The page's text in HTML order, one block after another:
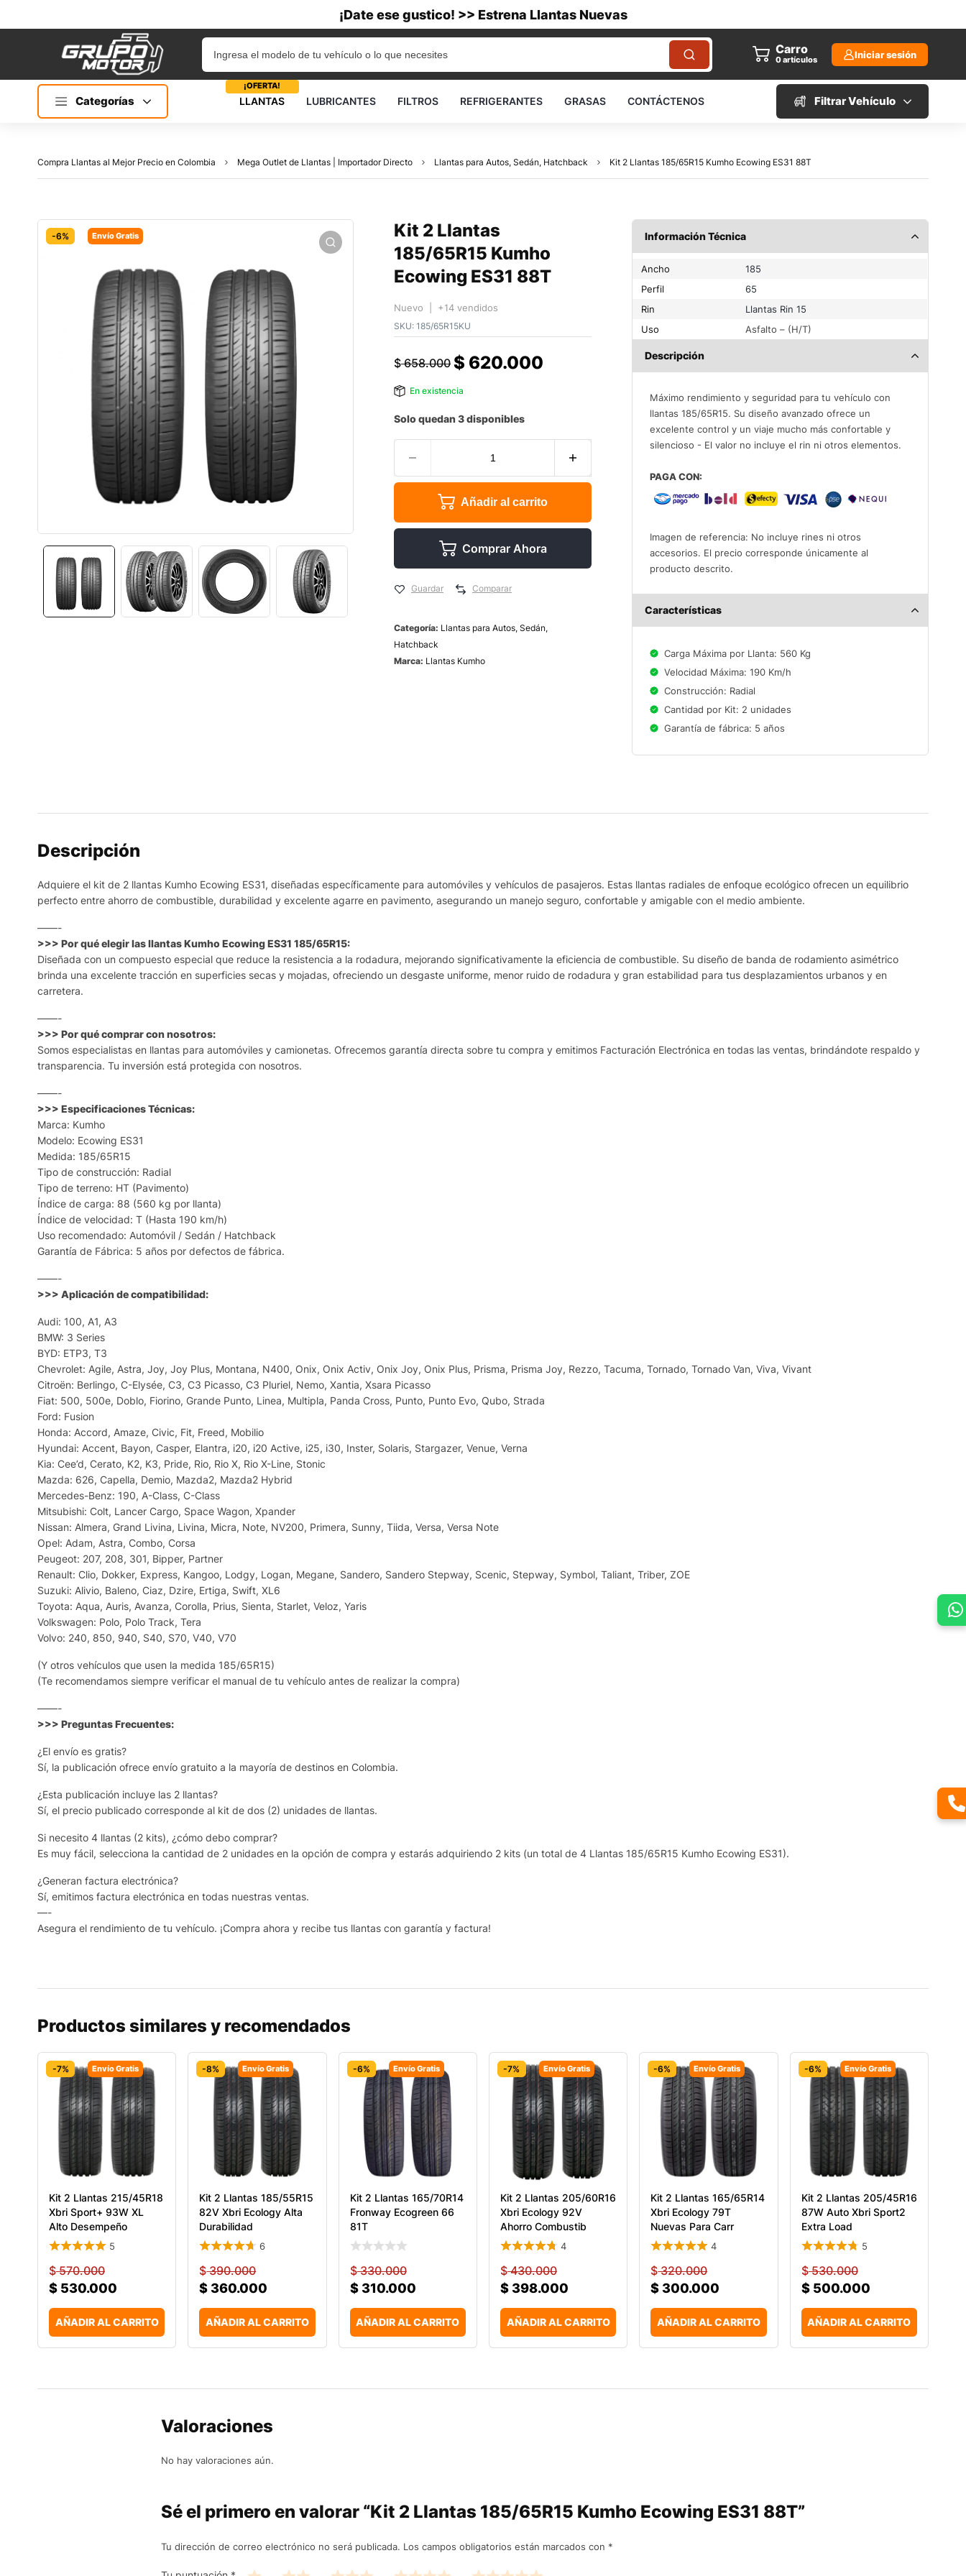
¡Date ese gustico! >> Estrena Llantas Nuevas
Carro
0artículos Iniciar sesión
Categorías LLANTAS
¡OFERTA!
LUBRICANTES FILTROS REFRIGERANTES GRASAS CONTÁCTENOS Filtrar Vehículo
Compra Llantas al Mejor Precio en Colombia Mega Outlet de Llantas | Importador Directo Llantas para Autos, Sedán, Hatchback Kit 2 Llantas 185/65R15 Kumho Ecowing ES31 88T
-6% Envío Gratis
Kit 2 Llantas
185/65R15 Kumho
Ecowing ES31 88T
Nuevo | +14 vendidos
SKU: 185/65R15KU
$658.000 $ 620.000
En existencia
Solo quedan 3 disponibles
Añadir al carrito
Comprar Ahora
Guardar Comparar
Categoría: Llantas para Autos, Sedán,
Hatchback
Marca: Llantas Kumho
Información Técnica
Ancho
185
Perfil
65
Rin
Llantas Rin 15
Uso
Asfalto – (H/T)
Descripción
Máximo rendimiento y seguridad para tu vehículo con
llantas 185/65R15. Su diseño avanzado ofrece un
excelente control y un viaje mucho más confortable y
silencioso - El valor no incluye el rin ni otros elementos.
PAGA CON:
Imagen de referencia: No incluye rines ni otros
accesorios. El precio corresponde únicamente al
producto descrito.
Características
Carga Máxima por Llanta: 560 Kg
Velocidad Máxima: 190 Km/h
Construcción: Radial
Cantidad por Kit: 2 unidades
Garantía de fábrica: 5 años
Descripción
Adquiere el kit de 2 llantas Kumho Ecowing ES31, diseñadas específicamente para automóviles y vehículos de pasajeros. Estas llantas radiales de enfoque ecológico ofrecen un equilibrio
perfecto entre ahorro de combustible, durabilidad y excelente agarre en pavimento, asegurando un manejo seguro, confortable y amigable con el medio ambiente.
——-
>>> Por qué elegir las llantas Kumho Ecowing ES31 185/65R15:
Diseñada con un compuesto especial que reduce la resistencia a la rodadura, mejorando significativamente la eficiencia de combustible. Su diseño de banda de rodamiento asimétrico
brinda una excelente tracción en superficies secas y mojadas, ofreciendo un desgaste uniforme, menor ruido de rodadura y gran estabilidad para tus desplazamientos urbanos y en
carretera.
——-
>>> Por qué comprar con nosotros:
Somos especialistas en llantas para automóviles y camionetas. Ofrecemos garantía directa sobre tu compra y emitimos Facturación Electrónica en todas las ventas, brindándote respaldo y
transparencia. Tu inversión está protegida con nosotros.
——-
>>> Especificaciones Técnicas:
Marca: Kumho
Modelo: Ecowing ES31
Medida: 185/65R15
Tipo de construcción: Radial
Tipo de terreno: HT (Pavimento)
Índice de carga: 88 (560 kg por llanta)
Índice de velocidad: T (Hasta 190 km/h)
Uso recomendado: Automóvil / Sedán / Hatchback
Garantía de Fábrica: 5 años por defectos de fábrica.
——-
>>> Aplicación de compatibilidad:
Audi: 100, A1, A3
BMW: 3 Series
BYD: ETP3, T3
Chevrolet: Agile, Astra, Joy, Joy Plus, Montana, N400, Onix, Onix Activ, Onix Joy, Onix Plus, Prisma, Prisma Joy, Rezzo, Tacuma, Tornado, Tornado Van, Viva, Vivant
Citroën: Berlingo, C-Elysée, C3, C3 Picasso, C3 Pluriel, Nemo, Xantia, Xsara Picasso
Fiat: 500, 500e, Doblo, Fiorino, Grande Punto, Linea, Multipla, Panda Cross, Punto, Punto Evo, Qubo, Strada
Ford: Fusion
Honda: Accord, Amaze, Civic, Fit, Freed, Mobilio
Hyundai: Accent, Bayon, Casper, Elantra, i20, i20 Active, i25, i30, Inster, Solaris, Stargazer, Venue, Verna
Kia: Cee’d, Cerato, K2, K3, Pride, Rio, Rio X, Rio X-Line, Stonic
Mazda: 626, Capella, Demio, Mazda2, Mazda2 Hybrid
Mercedes-Benz: 190, A-Class, C-Class
Mitsubishi: Colt, Lancer Cargo, Space Wagon, Xpander
Nissan: Almera, Grand Livina, Livina, Micra, Note, NV200, Primera, Sunny, Tiida, Versa, Versa Note
Opel: Adam, Astra, Combo, Corsa
Peugeot: 207, 208, 301, Bipper, Partner
Renault: Clio, Dokker, Express, Kangoo, Lodgy, Logan, Megane, Sandero, Sandero Stepway, Scenic, Stepway, Symbol, Taliant, Triber, ZOE
Suzuki: Alivio, Baleno, Ciaz, Dzire, Ertiga, Swift, XL6
Toyota: Aqua, Auris, Avanza, Corolla, Prius, Sienta, Starlet, Veloz, Yaris
Volkswagen: Polo, Polo Track, Tera
Volvo: 240, 850, 940, S40, S70, V40, V70
(Y otros vehículos que usen la medida 185/65R15)
(Te recomendamos siempre verificar el manual de tu vehículo antes de realizar la compra)
——-
>>> Preguntas Frecuentes:
¿El envío es gratis?
Sí, la publicación ofrece envío gratuito a la mayoría de destinos en Colombia.
¿Esta publicación incluye las 2 llantas?
Sí, el precio publicado corresponde al kit de dos (2) unidades de llantas.
Si necesito 4 llantas (2 kits), ¿cómo debo comprar?
Es muy fácil, selecciona la cantidad de 2 unidades en la opción de compra y estarás adquiriendo 2 kits (un total de 4 Llantas 185/65R15 Kumho Ecowing ES31).
¿Generan factura electrónica?
Sí, emitimos factura electrónica en todas nuestras ventas.
—-
Asegura el rendimiento de tu vehículo. ¡Compra ahora y recibe tus llantas con garantía y factura!
Productos similares y recomendados
-7% Envío Gratis
Kit 2 Llantas 215/45R18
Xbri Sport+ 93W XL
Alto Desempeño
5
$570.000
$ 530.000
AÑADIR AL CARRITO
-8% Envío Gratis
Kit 2 Llantas 185/55R15
82V Xbri Ecology Alta
Durabilidad
6
$390.000
$360.000
AÑADIR AL CARRITO
-6% Envío Gratis
Kit 2 Llantas 165/70R14
Fronway Ecogreen 66
81T
$330.000
$310.000
AÑADIR AL CARRITO
-7% Envío Gratis
Kit 2 Llantas 205/60R16
Xbri Ecology 92V
Ahorro Combustib
4
$430.000
$398.000
AÑADIR AL CARRITO
-6% Envío Gratis
Kit 2 Llantas 165/65R14
Xbri Ecology 79T
Nuevas Para Carr
4
$320.000
$300.000
AÑADIR AL CARRITO
-6% Envío Gratis
Kit 2 Llantas 205/45R16
87W Auto Xbri Sport2
Extra Load
5
$530.000
$500.000
AÑADIR AL CARRITO
Valoraciones
No hay valoraciones aún.
Sé el primero en valorar “Kit 2 Llantas 185/65R15 Kumho Ecowing ES31 88T”
Tu dirección de correo electrónico no será publicada. Los campos obligatorios están marcados con *